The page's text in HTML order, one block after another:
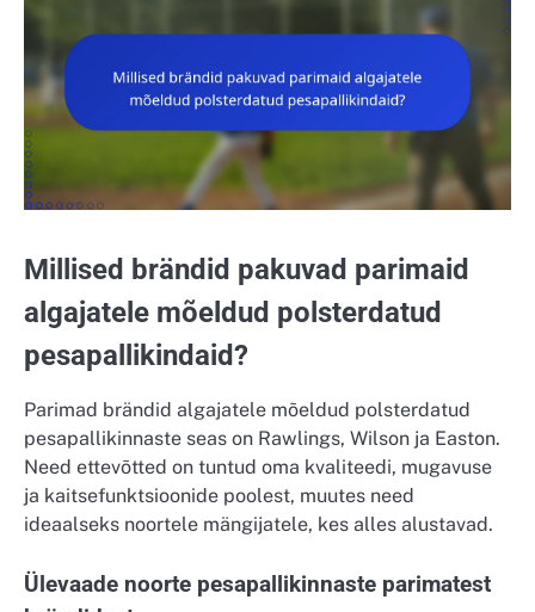
Millised brändid pakuvad parimaid
algajatele mõeldud polsterdatud
pesapallikindaid?
Parimad brändid algajatele mõeldud polsterdatud
pesapallikinnaste seas on Rawlings, Wilson ja Easton.
Need ettevõtted on tuntud oma kvaliteedi, mugavuse
ja kaitsefunktsioonide poolest, muutes need
ideaalseks noortele mängijatele, kes alles alustavad.
Ülevaade noorte pesapallikinnaste parimatest